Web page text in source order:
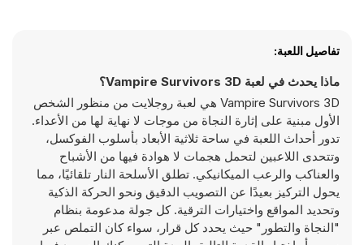
تفاصيل اللعبة:
ماذا يحدث في لعبة Vampire Survivors 3D؟
Vampire Survivors 3D هي لعبة روجلايت من منظور الشخص
الأول مبنية على إثارة النجاة من موجات لا نهاية لها من الأعداء.
تدور أحداث اللعبة في ساحة ثلاثية الأبعاد بأسلوب الفوكسل،
وتتحدى اللاعبين لتحمل هجمات لا هوادة فيها من الأشباح
والعناكب والرعب الميكانيكي. تطلق الأسلحة النار تلقائيًا، مما
يحول التركيز بعيدًا عن التصويب الدقيق ونحو الحركة الذكية
وتحديد المواقع واختيارات الترقية. كل جولة مدعومة بنظام
"النجاة والتطور" حيث يحدد كل قرار، سواء كان التملص عبر